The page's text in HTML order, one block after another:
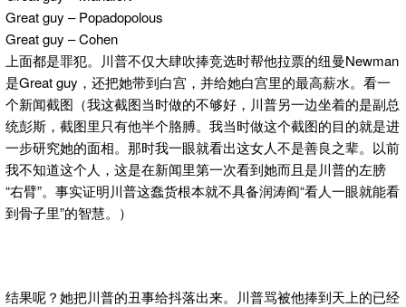
Great guy – Popadopolous
Great guy – Cohen
上面都是罪犯。川普不仅大肆吹捧竞选时帮他拉票的纽曼Newman
是Great guy，还把她带到白宫，并给她白宫里的最高薪水。看一
个新闻截图（我这截图当时做的不够好，川普另一边坐着的是副总
统彭斯，截图里只有他半个胳膊。我当时做这个截图的目的就是进
一步研究她的面相。那时我一眼就看出这女人不是善良之辈。以前
我不知道这个人，这是在新闻里第一次看到她而且是川普的左膀
“右臂”。事实证明川普这蠢货根本就不具备润涛阎“看人一眼就能看
到骨子里”的智慧。）
结果呢？她把川普的丑事给抖落出来。川普骂被他捧到天上的已经